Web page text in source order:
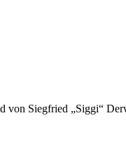
von Siegfried „Siggi“